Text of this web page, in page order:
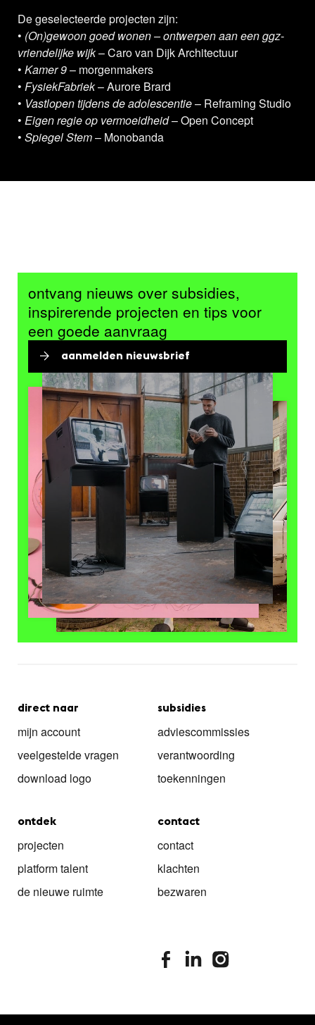
De geselecteerde projecten zijn:
• (On)gewoon goed wonen – ontwerpen aan een ggz-
vriendelijke wijk– Caro van Dijk Architectuur
• Kamer 9– morgenmakers
• FysiekFabriek– Aurore Brard
• Vastlopen tijdens de adolescentie– Reframing Studio
• Eigen regie op vermoeidheid– Open Concept
• Spiegel Stem– Monobanda
ontvang nieuws over subsidies,
inspirerende projecten en tips voor
een goede aanvraag
aanmelden nieuwsbrief
direct naar
mijn account
veelgestelde vragen
download logo
subsidies
adviescommissies
verantwoording
toekenningen
ontdek
projecten
platform talent
de nieuwe ruimte
contact
contact
klachten
bezwaren
stimuleringsfonds facebook
stimuleringsfonds linkedin
stimuleringsfonds